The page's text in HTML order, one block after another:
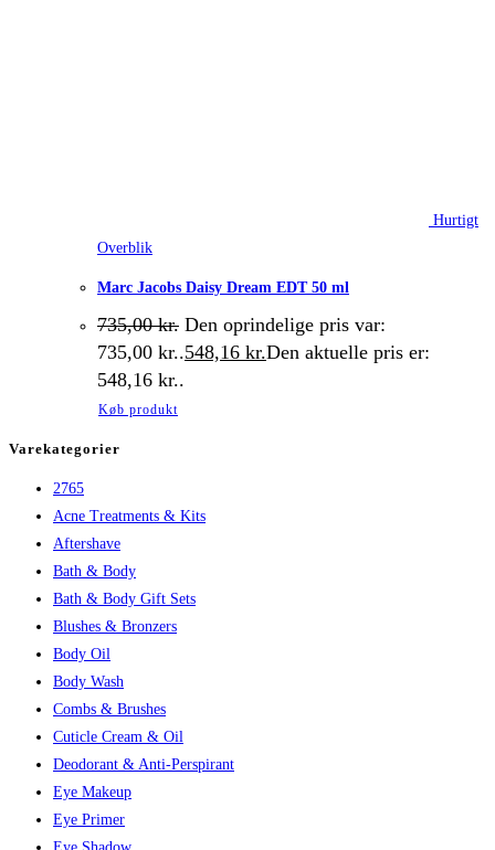
Hurtigt
Overblik
Marc Jacobs Daisy Dream EDT 50 ml
735,00kr. Den oprindelige pris var:
735,00 kr..548,16 kr.Den aktuelle pris er:
548,16 kr..
Køb produkt
Varekategorier
2765
Acne Treatments & Kits
Aftershave
Bath & Body
Bath & Body Gift Sets
Blushes & Bronzers
Body Oil
Body Wash
Combs & Brushes
Cuticle Cream & Oil
Deodorant & Anti-Perspirant
Eye Makeup
Eye Primer